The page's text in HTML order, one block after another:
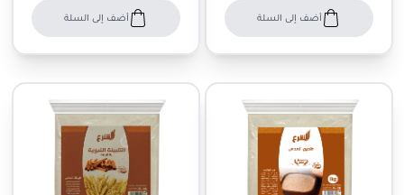
أضف إلى السلة أضف إلى السلة